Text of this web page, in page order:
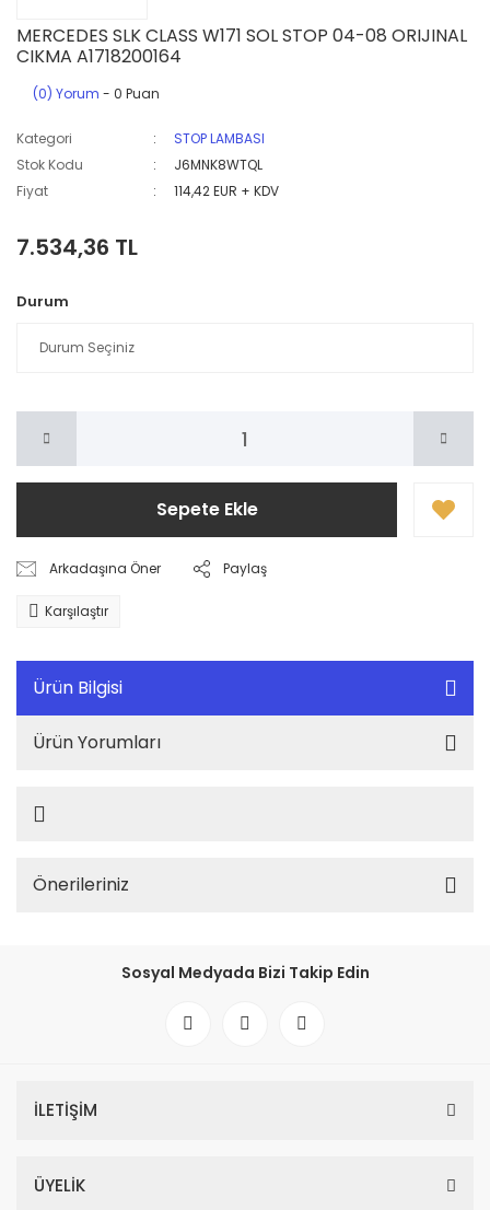
MERCEDES SLK CLASS W171 SOL STOP 04-08 ORIJINAL
CIKMA A1718200164
(0) Yorum - 0 Puan
Kategori
STOP LAMBASI
Stok Kodu
J6MNK8WTQL
Fiyat
114,42 EUR + KDV
7.534,36 TL
Durum
Sepete Ekle
Arkadaşına Öner Paylaş
Karşılaştır
Ürün Bilgisi
Ürün Yorumları
Önerileriniz
Sosyal Medyada Bizi Takip Edin
İLETİŞİM
ÜYELİK